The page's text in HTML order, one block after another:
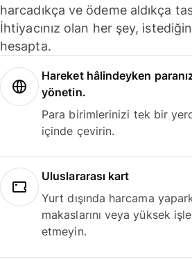
harcadıkça ve ödeme aldıkça
İhtiyacınız olan her şey,
hesapta.
Hareket hâlindeyken
yönetin.
Para birimlerinizi tek bir
içinde çevirin.
Uluslararası kart
Yurt dışında harcama
makaslarını veya yüksek
etmeyin.